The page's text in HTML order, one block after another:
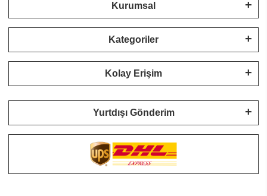
Kurumsal
Kategoriler
Kolay Erişim
Yurtdışı Gönderim